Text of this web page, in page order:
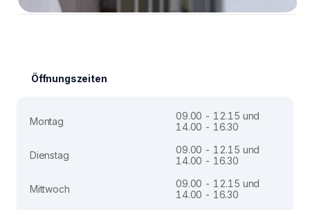
Öffnungszeiten
Montag
09.00 - 12.15 und
14.00 - 16.30
Dienstag
09.00 - 12.15 und
14.00 - 16.30
Mittwoch
09.00 - 12.15 und
14.00 - 16.30